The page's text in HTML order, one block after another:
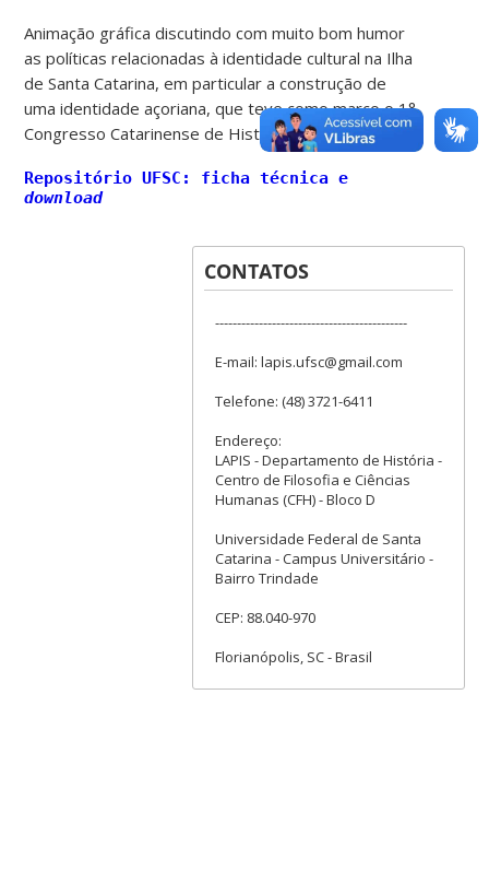
Animação gráfica discutindo com muito bom humor
as políticas relacionadas à identidade cultural na Ilha
de Santa Catarina, em particular a construção de
uma identidade açoriana, que teve como marco o 1°
Congresso Catarinense de História de 1948.
Repositório UFSC: ficha técnica e
download
CONTATOS
--------------------------------------------
E-mail: lapis.ufsc@gmail.com
Telefone: (48) 3721-6411
Endereço:
LAPIS - Departamento de História -
Centro de Filosofia e Ciências
Humanas (CFH) - Bloco D
Universidade Federal de Santa
Catarina - Campus Universitário -
Bairro Trindade
CEP: 88.040-970
Florianópolis, SC - Brasil